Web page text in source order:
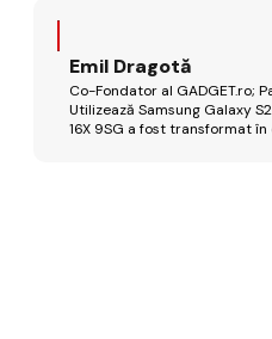
Emil Dragotă
Co-Fondator al GADGET.ro;
Utilizează Samsung Galaxy
16X 9SG a fost transformat